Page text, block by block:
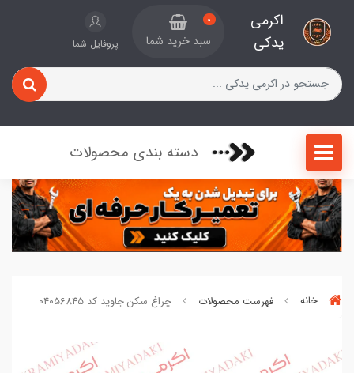
اکرمی
یدکی
0
سبد خرید شما پروفایل شما
دسته بندی محصولات
خانه فهرست محصولات چراغ سکن جاوید کد 04056845